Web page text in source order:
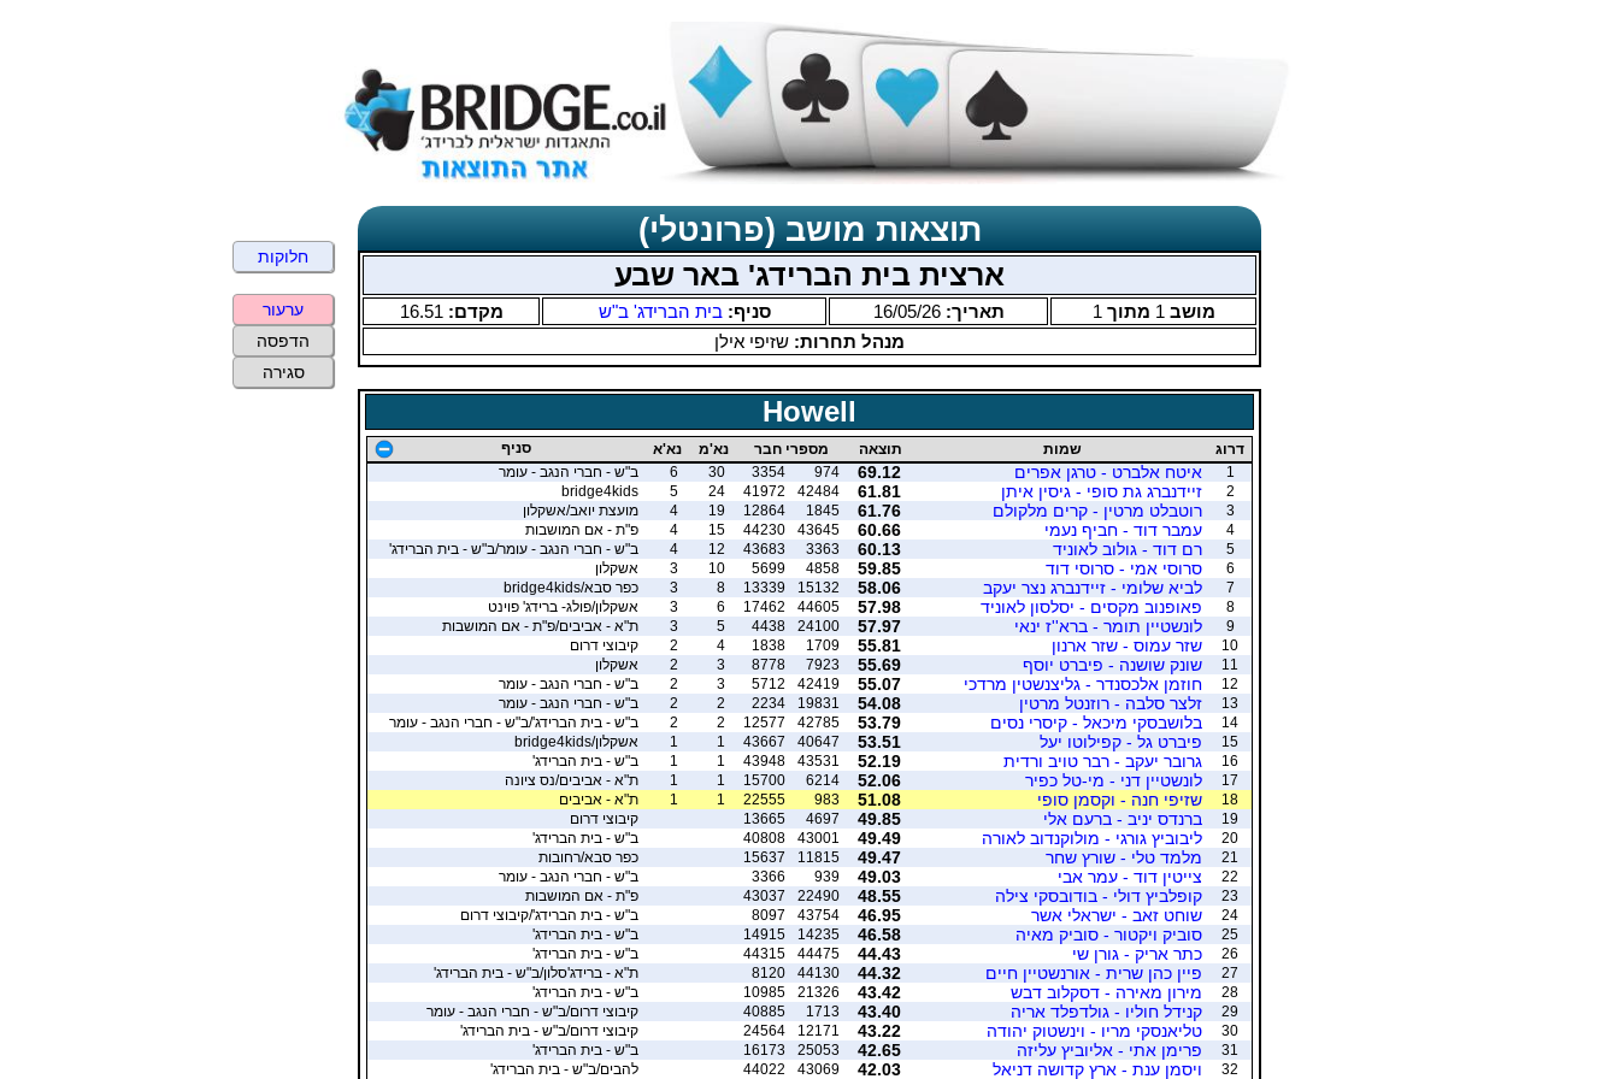
תוצאות מושב (פרונטלי)
ארצית בית הברידג' באר שבע
מושב 1 מתוך 1 תאריך:16/05/26 סניף:בית הברידג' ב"ש מקדם: 16.51
מנהל תחרות: שזיפי אילן
Howell
דרוג שמות תוצאה מספרי חבר נא'מ נא'א
סניף
1
איטח אלברט - טרגן אפרים 69.12
974
3354
30
6
ב"ש - חברי הנגב - עומר
2
זיידנברג גת סופי - גיסין איתן 61.81
42484
41972
24
5
bridge4kids
3
רוטבלט מרטין - קרים מלקולם 61.76
1845
12864
19
4
מועצת יואב/אשקלון
4
עמבר דוד - חביף נעמי 60.66
43645
44230
15
4
פ"ת - אם המושבות
5
רם דוד - גולוב לאוניד 60.13
3363
43683
12
4
ב"ש - חברי הנגב - עומר/ב"ש - בית הברידג'
6
סרוסי אמי - סרוסי דוד 59.85
4858
5699
10
3
אשקלון
7
לביא שלומי - זיידנברג נצר יעקב 58.06
15132
13339
8
3
כפר סבא/bridge4kids
8
פאופנוב מקסים - יסלסון לאוניד 57.98
44605
17462
6
3
אשקלון/פולג- ברידג' פוינט
9
לונשטיין תומר - ברא''ז ינאי 57.97
24100
4438
5
3
ת"א - אביבים/פ"ת - אם המושבות
10
שזר עמוס - שזר ארנון 55.81
1709
1838
4
2
קיבוצי דרום
11
שונק שושנה - פיברט יוסף 55.69
7923
8778
3
2
אשקלון
12
חוזמן אלכסנדר - גליצנשטין מרדכי 55.07
42419
5712
3
2
ב"ש - חברי הנגב - עומר
13
זלצר סלבה - רוזנטל מרטין 54.08
19831
2234
2
2
ב"ש - חברי הנגב - עומר
14
בלושבסקי מיכאל - קיסרי נסים 53.79
42785
12577
2
2
ב"ש - בית הברידג'/ב"ש - חברי הנגב - עומר
15
פיברט גל - קפילוטו יעל 53.51
40647
43667
1
1
אשקלון/bridge4kids
16
גרובר יעקב - רבר טויב ורדית 52.19
43531
43948
1
1
ב"ש - בית הברידג'
17
לונשטיין דני - מי-טל כפיר 52.06
6214
15700
1
1
ת"א - אביבים/נס ציונה
18
שזיפי חנה - וקסמן סופי 51.08
983
22555
1
1
ת"א - אביבים
19
ברנדס יניב - ברעם אלי 49.85
4697
13665
קיבוצי דרום
20
ליבוביץ גורגי - מולוקנדוב לאורה 49.49
43001
40808
ב"ש - בית הברידג'
21
מלמד טלי - שורץ שחר 49.47
11815
15637
כפר סבא/רחובות
22
צייטין דוד - עמר אבי 49.03
939
3366
ב"ש - חברי הנגב - עומר
23
קופלביץ דולי - בודובסקי צילה 48.55
22490
43037
פ"ת - אם המושבות
24
שוחט זאב - ישראלי אשר 46.95
43754
8097
ב"ש - בית הברידג'/קיבוצי דרום
25
סוביק ויקטור - סוביק מאיה 46.58
14235
14915
ב"ש - בית הברידג'
26
כתר אריק - גורן שי 44.43
44475
44315
ב"ש - בית הברידג'
27
פיין כהן שרית - אורנשטיין חיים 44.32
44130
8120
ת"א - ברידג'סלון/ב"ש - בית הברידג'
28
מירון מאירה - דסקלוב דבש 43.42
21326
10985
ב"ש - בית הברידג'
29
קנידל חוליו - גולדפלד אריה 43.40
1713
40885
קיבוצי דרום/ב"ש - חברי הנגב - עומר
30
טליאנסקי מריו - וינשטוק יהודה 43.22
12171
24564
קיבוצי דרום/ב"ש - בית הברידג'
31
פרימן אתי - אליוביץ עליזה 42.65
25053
16173
ב"ש - בית הברידג'
32
ויסמן ענת - ארץ קדושה דניאל 42.03
43069
44022 להבים/ב"ש - בית הברידג'
חלוקות
ערעור
הדפסה
סגירה